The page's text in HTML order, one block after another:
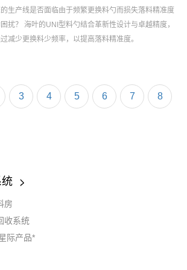
生产线是否面临由于频繁更换料勺而损失落料精准度
困扰？ 海叶的UNI型料勺结合革新性设计与卓越精度，
减少更换料少频率，以提高落料精准度。
3 4 5 6 7 8
房
收系统
际产品*